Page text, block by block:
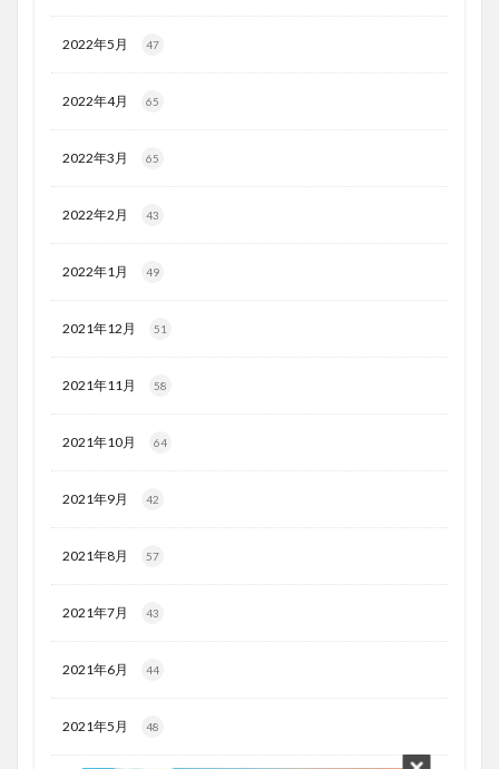
2022年5月 47
2022年4月 65
2022年3月 65
2022年2月 43
2022年1月 49
2021年12月 51
2021年11月 58
2021年10月 64
2021年9月 42
2021年8月 57
2021年7月 43
2021年6月 44
2021年5月 48